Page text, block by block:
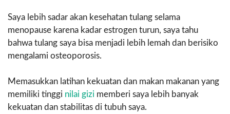
Saya lebih sadar akan kesehatan tulang selama
menopause karena kadar estrogen turun, saya tahu
bahwa tulang saya bisa menjadi lebih lemah dan berisiko
mengalami osteoporosis.
Memasukkan latihan kekuatan dan makan makanan yang
memiliki tinggi nilai gizi memberi saya lebih banyak
kekuatan dan stabilitas di tubuh saya.